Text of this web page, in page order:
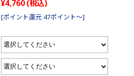
¥4,760(税込)
[ポイント還元 47ポイント～]